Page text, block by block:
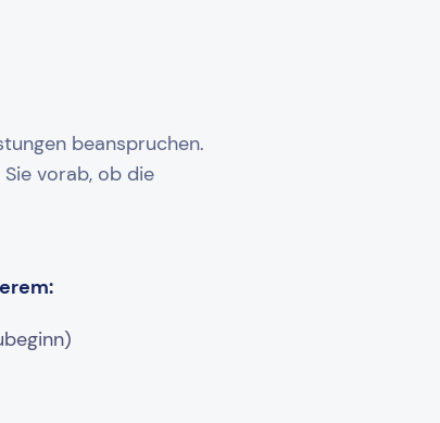
beanspruchen.
vorab, ob die